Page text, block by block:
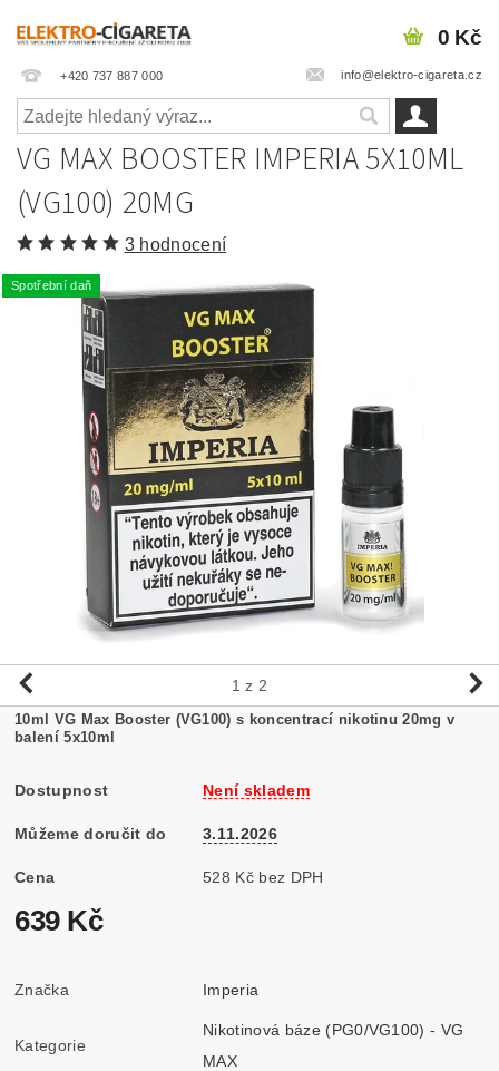
+420 737 887 000 info@elektro-cigareta.cz
0 Kč
VG MAX BOOSTER IMPERIA 5X10ML
(VG100) 20MG
3 hodnocení
Spotřební daň
1 z 2
10ml VG Max Booster (VG100) s koncentrací nikotinu 20mg v
balení 5x10ml
Dostupnost Není skladem
Můžeme doručit do 3.11.2026
Cena 528 Kč bez DPH
639 Kč
Značka Imperia
Kategorie
Nikotinová báze (PG0/VG100) - VG
MAX